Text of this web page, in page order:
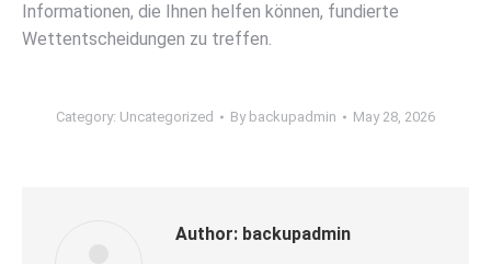
Informationen, die Ihnen helfen können, fundierte
Wettentscheidungen zu treffen.
Category: Uncategorized By backupadmin May 28, 2026
Author: backupadmin